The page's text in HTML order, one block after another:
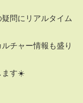
問にリアルタイム
チャー情報も盛り
ます☀️